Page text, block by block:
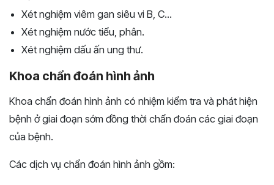
Xét nghiệm viêm gan siêu vi B, C...
Xét nghiệm nước tiểu, phân.
Xét nghiệm dấu ấn ung thư.
Khoa chẩn đoán hình ảnh
Khoa chẩn đoán hình ảnh có nhiệm kiểm tra và phát hiện
bệnh ở giai đoạn sớm đồng thời chẩn đoán các giai đoạn
của bệnh.
Các dịch vụ chẩn đoán hình ảnh gồm: